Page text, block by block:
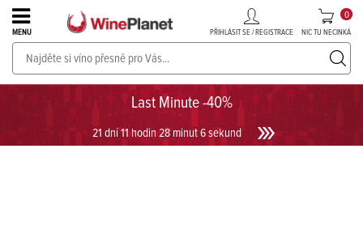
Last Minute -40%
21 dní 11 hodin 28 minut 6 sekund
MENU PŘIHLÁSIT SE / REGISTRACE NIC TU NECINKÁ
0
PROSECCO v akci až do -30%!UKÁZAT PROSECCO